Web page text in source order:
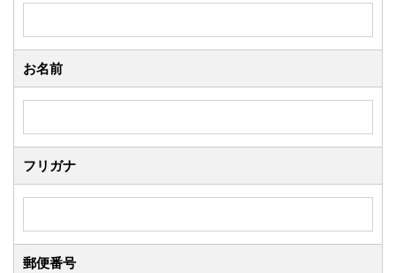
お名前
フリガナ
郵便番号